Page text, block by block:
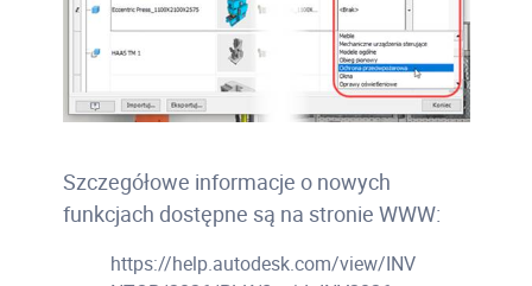
Szczegółowe informacje o nowych
funkcjach dostępne są na stronie WWW:
https://help.autodesk.com/view/INV